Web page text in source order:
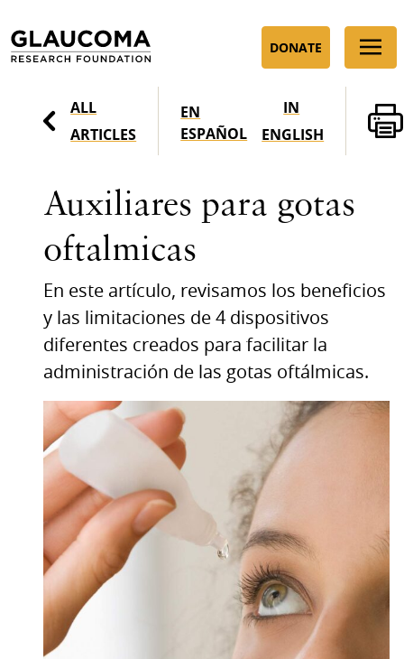
to
Content
DONATE
ALL
ARTICLES
EN
ESPAÑOL
IN
ENGLISH
Auxiliares para gotas
oftalmicas
En este artículo, revisamos los beneficios
y las limitaciones de 4 dispositivos
diferentes creados para facilitar la
administración de las gotas oftálmicas.